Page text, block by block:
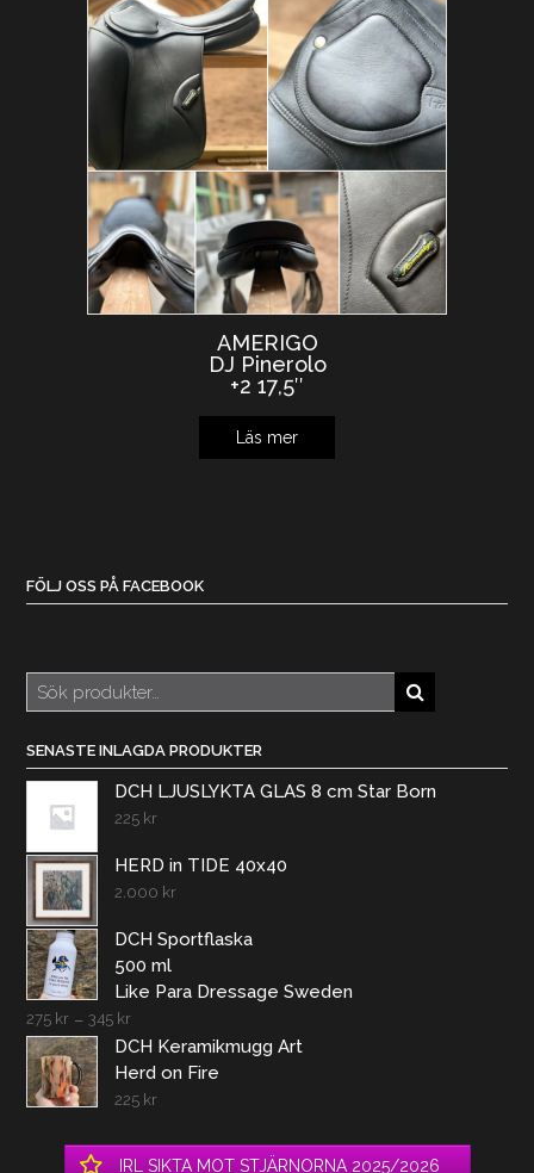
AMERIGO
DJ Pinerolo
+2 17,5″
Läs mer
FÖLJ OSS PÅ FACEBOOK
Sök
efter:
SENASTE INLAGDA PRODUKTER
DCH LJUSLYKTA GLAS 8 cm Star Born
225 kr
HERD in TIDE 40x40
2.000 kr
DCH Sportflaska
500 ml
Like Para Dressage Sweden
275 kr – 345 kr
DCH Keramikmugg Art
Herd on Fire
225 kr
IRL SIKTA MOT STJÄRNORNA 2025/2026